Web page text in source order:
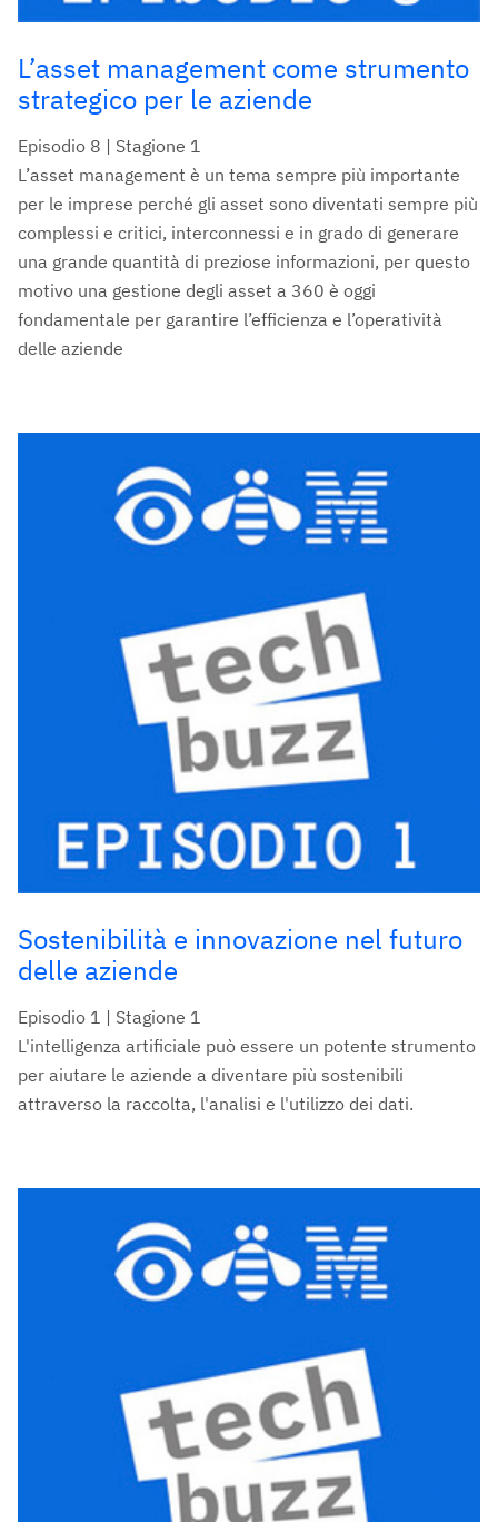
L’asset management come strumento
strategico per le aziende
Episodio 8 | Stagione 1
L’asset management è un tema sempre più importante
per le imprese perché gli asset sono diventati sempre più
complessi e critici, interconnessi e in grado di generare
una grande quantità di preziose informazioni, per questo
motivo una gestione degli asset a 360 è oggi
fondamentale per garantire l’efficienza e l’operatività
delle aziende
Sostenibilità e innovazione nel futuro
delle aziende
Episodio 1 | Stagione 1
L'intelligenza artificiale può essere un potente strumento
per aiutare le aziende a diventare più sostenibili
attraverso la raccolta, l'analisi e l'utilizzo dei dati.